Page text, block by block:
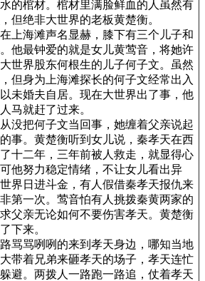
的棺材。棺材里满脸鲜血的人虽然有
但绝非大世界的老板黄楚衡。
上海滩声名显赫，膝下有三个儿子和
他最钟爱的就是女儿黄莺音，将她许
世界股东何根生的儿子何子文。虽然
但身为上海滩探长的何子文经常出入
未婚夫自居。现在大世界出了事，他
马就赶了过来。
没把何子文当回事，她缠着父亲说起
事。黄楚衡听到女儿说，秦孝天在西
十二年，三年前被人救走，就显得心
他努力稳定情绪，不让女儿看出异
界日进斗金，有人假借秦孝天报仇来
第一次。莺音怕有人挑拨秦黄两家的
父亲无论如何不要伤害孝天。黄楚衡
下来。
骂骂咧咧的来到孝天身边，哪知当地
带着兄弟来砸孝天的场子，孝天连忙
避。两拨人一路跑一路追，仗着孝天